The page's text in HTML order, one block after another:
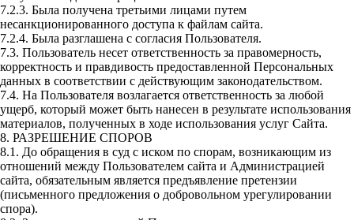
7.2.3. Была получена третьими лицами путем
несанкционированного доступа к файлам сайта.
7.2.4. Была разглашена с согласия Пользователя.
7.3. Пользователь несет ответственность за правомерность,
корректность и правдивость предоставленной Персональных
данных в соответствии с действующим законодательством.
7.4. На Пользователя возлагается ответственность за любой
ущерб, который может быть нанесен в результате использования
материалов, полученных в ходе использования услуг Сайта.
8. РАЗРЕШЕНИЕ СПОРОВ
8.1. До обращения в суд с иском по спорам, возникающим из
отношений между Пользователем сайта и Администрацией
сайта, обязательным является предъявление претензии
(письменного предложения о добровольном урегулировании
спора).